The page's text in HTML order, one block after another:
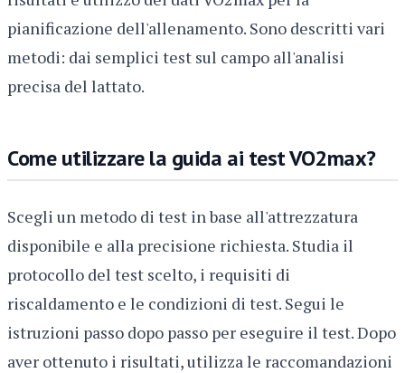
pianificazione dell'allenamento. Sono descritti vari
metodi: dai semplici test sul campo all'analisi
precisa del lattato.
Come utilizzare la guida ai test VO2max?
Scegli un metodo di test in base all'attrezzatura
disponibile e alla precisione richiesta. Studia il
protocollo del test scelto, i requisiti di
riscaldamento e le condizioni di test. Segui le
istruzioni passo dopo passo per eseguire il test. Dopo
aver ottenuto i risultati, utilizza le raccomandazioni